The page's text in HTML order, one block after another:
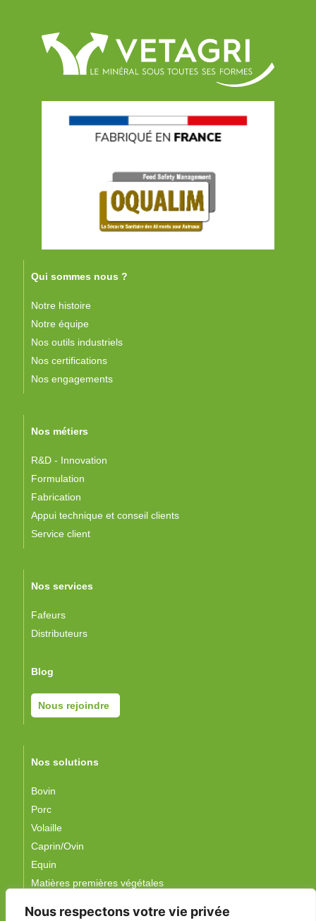
Nous respectons votre vie privée
Qui sommes nous ?
Notre histoire
Notre équipe
Nos outils industriels
Nos certifications
Nos engagements
Nos métiers
R&D - Innovation
Formulation
Fabrication
Appui technique et conseil clients
Service client
Nos services
Fafeurs
Distributeurs
Blog
Nous rejoindre
Nos solutions
Bovin
Porc
Volaille
Caprin/Ovin
Equin
Matières premières végétales